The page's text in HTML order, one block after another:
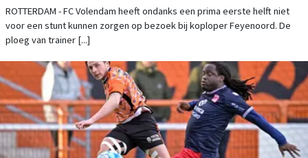
ROTTERDAM - FC Volendam heeft ondanks een prima eerste helft niet
voor een stunt kunnen zorgen op bezoek bij koploper Feyenoord. De
ploeg van trainer [...]